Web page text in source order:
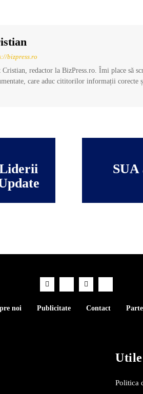
bizpress.ro
Cristian, redactor la BizPress.ro. Îmi place să
care aduc cititorilor informații corecte
SUA
noi Publicitate Contact
Utile
Politica